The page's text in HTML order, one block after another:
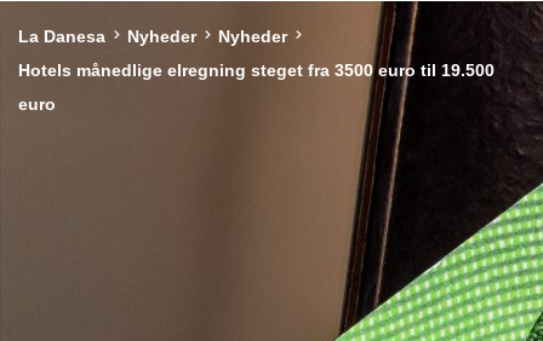
La Danesa Nyheder
Nyheder
Hotels månedlige elregning steget fra 3500 euro til 19.500
euro